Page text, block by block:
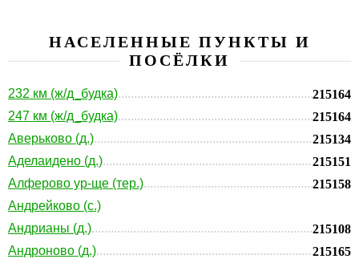
НАСЕЛЕННЫЕ ПУНКТЫ И
ПОСЁЛКИ
232 км (ж/д_будка)
215164
247 км (ж/д_будка)
215164
Аверьково (д.)
215134
Аделаидено (д.)
215151
Алферово ур-ще (тер.)
215158
Андрейково (с.)
Андрианы (д.)
215108
Андроново (д.)
215165